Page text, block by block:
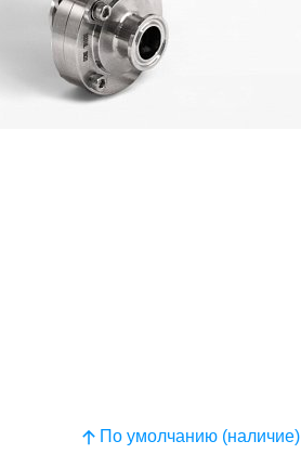
По умолчанию (наличие)